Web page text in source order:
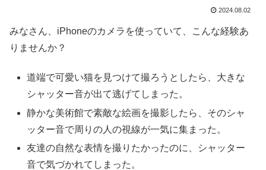
2024.08.02
みなさん、iPhoneのカメラを使っていて、こんな経験あ
りませんか？
道端で可愛い猫を見つけて撮ろうとしたら、大きな
シャッター音が出て逃げてしまった。
静かな美術館で素敵な絵画を撮影したら、そのシャ
ッター音で周りの人の視線が一気に集まった。
友達の自然な表情を撮りたかったのに、シャッター
音で気づかれてしまった。